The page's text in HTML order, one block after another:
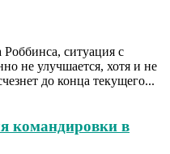
ситуация с
не улучшается, хотя и не
до конца текущего...
командировки в